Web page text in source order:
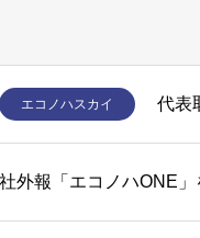
エコノハスカイ 代表
社外報「エコノハONE